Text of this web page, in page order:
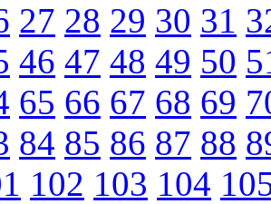
27 28 29 30 31
46 47 48 49 50
65 66 67 68 69
84 85 86 87 88
102 103 104